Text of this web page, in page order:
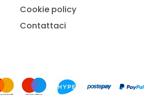
Cookie policy
Contattaci